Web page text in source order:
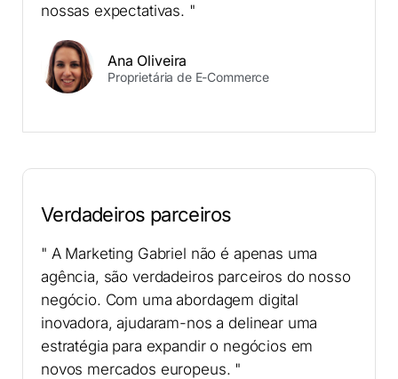
nossas expectativas. "
Ana Oliveira
Proprietária de E-Commerce
Verdadeiros parceiros
" A Marketing Gabriel não é apenas uma
agência, são verdadeiros parceiros do nosso
negócio. Com uma abordagem digital
inovadora, ajudaram-nos a delinear uma
estratégia para expandir o negócios em
novos mercados europeus. "